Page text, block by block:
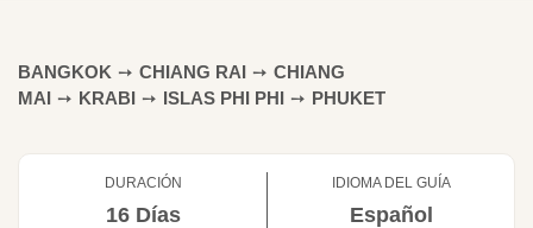
BANGKOK ➙ CHIANG RAI ➙ CHIANG
MAI ➙ KRABI ➙ ISLAS PHI PHI ➙ PHUKET
DURACIÓN
16 Días
IDIOMA DEL GUÍA
Español